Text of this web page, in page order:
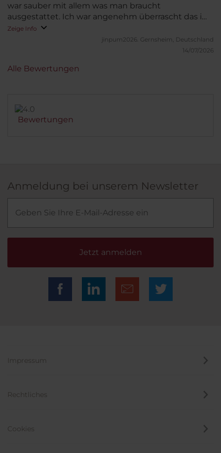
war sauber mit allem was man braucht
ausgestattet. Ich war angenehm überrascht das im
Zimmer eine Kaffee Machine war und alles was man
sonst braucht, Wasser, Tee, Snacks.
Zeige Info
jinpum2026. Gernsheim, Deutschland
14/07/2026
Bewertungen
Alle Bewertungen
Anmeldung bei unserem Newsletter
Jetzt anmelden
Impressum
Rechtliches
Cookies